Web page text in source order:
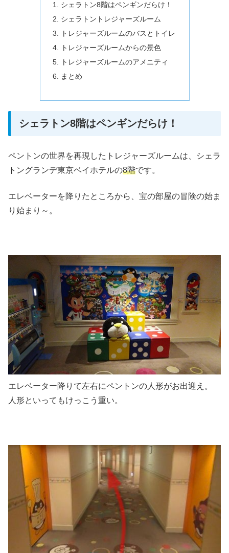
シェラトン8階はペンギンだらけ！
シェラトントレジャーズルーム
トレジャーズルームのバスとトイレ
トレジャーズルームからの景色
トレジャーズルームのアメニティ
まとめ
シェラトン8階はペンギンだらけ！
ペントンの世界を再現したトレジャーズルームは、シェラ
トングランデ東京ベイホテルの8階です。
エレベーターを降りたところから、宝の部屋の冒険の始ま
り始まり～。
エレベーター降りて左右にペントンの人形がお出迎え。
人形といってもけっこう重い。